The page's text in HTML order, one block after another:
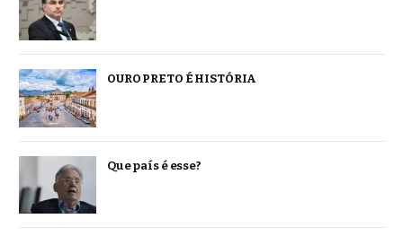
OURO PRETO É HISTÓRIA
Que país é esse?